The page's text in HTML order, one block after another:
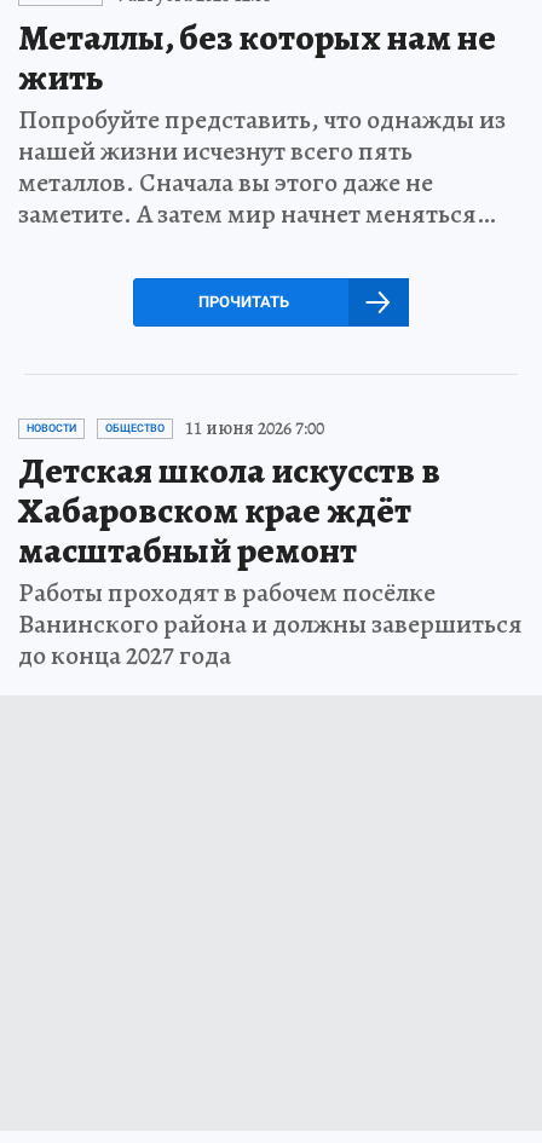
Металлы, без которых нам не
жить
Попробуйте представить, что однажды из
нашей жизни исчезнут всего пять
металлов. Сначала вы этого даже не
заметите. А затем мир начнет меняться…
ПРОЧИТАТЬ
НОВОСТИ ОБЩЕСТВО 11 июня 2026 7:00
Детская школа искусств в
Хабаровском крае ждёт
масштабный ремонт
Работы проходят в рабочем посёлке
Ванинского района и должны завершиться
до конца 2027 года